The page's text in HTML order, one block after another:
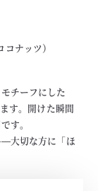
ナッツ）
チーフにした
す。開けた瞬間
す。
大切な方に「ほ